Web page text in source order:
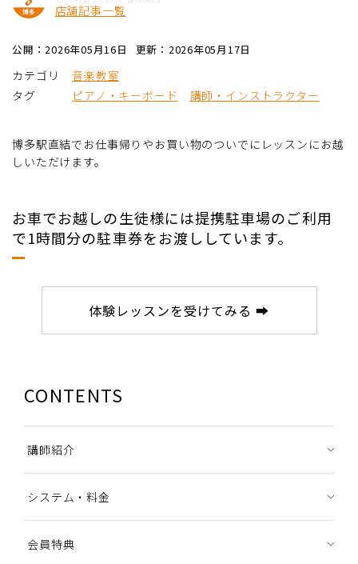
店舗記事一覧
公開：2026年05月16日 更新：2026年05月17日
カテゴリ
音楽教室
タグ
ピアノ・キーボード 講師・インストラクター
博多駅直結でお仕事帰りやお買い物のついでにレッスンにお越
しいただけます。
お車でお越しの生徒様には提携駐車場のご利用
で1時間分の駐車券をお渡ししています。
体験レッスンを受けてみる ➡
CONTENTS
講師紹介
システム・料金
会員特典